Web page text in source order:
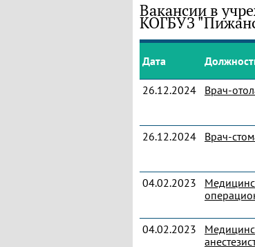
Вакансии в
КОГБУЗ
Дата
26.12.2024
Врач-
26.12.2024 Врач-
04.02.2023
04.02.2023